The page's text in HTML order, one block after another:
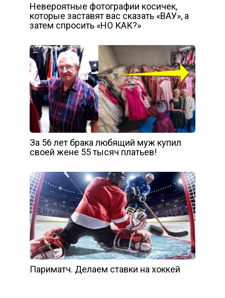
Невероятные фотографии косичек,
которые заставят вас сказать «ВАУ», а
затем спросить «НО КАК?»
За 56 лет брака любящий муж купил
своей жене 55 тысяч платьев!
Париматч. Делаем ставки на хоккей